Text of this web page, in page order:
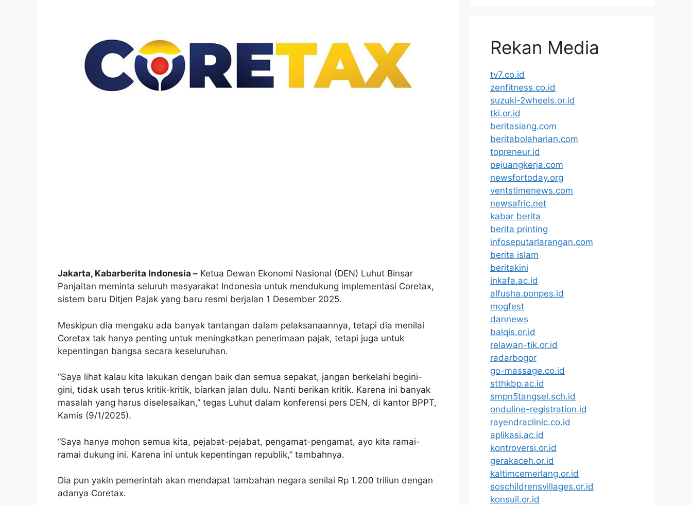
Jakarta, Kabarberita Indonesia – Ketua Dewan Ekonomi Nasional (DEN) Luhut Binsar
Panjaitan meminta seluruh masyarakat Indonesia untuk mendukung implementasi Coretax,
sistem baru Ditjen Pajak yang baru resmi berjalan 1 Desember 2025.
Meskipun dia mengaku ada banyak tantangan dalam pelaksanaannya, tetapi dia menilai
Coretax tak hanya penting untuk meningkatkan penerimaan pajak, tetapi juga untuk
kepentingan bangsa secara keseluruhan.
“Saya lihat kalau kita lakukan dengan baik dan semua sepakat, jangan berkelahi begini-
gini, tidak usah terus kritik-kritik, biarkan jalan dulu. Nanti berikan kritik. Karena ini banyak
masalah yang harus diselesaikan,” tegas Luhut dalam konferensi pers DEN, di kantor BPPT,
Kamis (9/1/2025).
“Saya hanya mohon semua kita, pejabat-pejabat, pengamat-pengamat, ayo kita ramai-
ramai dukung ini. Karena ini untuk kepentingan republik,” tambahnya.
Dia pun yakin pemerintah akan mendapat tambahan negara senilai Rp 1.200 triliun dengan
adanya Coretax.
Rekan Media
tv7.co.id
zenfitness.co.id
suzuki-2wheels.or.id
tki.or.id
beritasiang.com
beritabolaharian.com
topreneur.id
pejuangkerja.com
newsfortoday.org
ventstimenews.com
newsafric.net
kabar berita
berita printing
infoseputarlarangan.com
berita islam
beritakini
inkafa.ac.id
alfusha.ponpes.id
mogfest
dannews
balqis.or.id
relawan-tik.or.id
radarbogor
go-massage.co.id
stthkbp.ac.id
smpn5tangsel.sch.id
onduline-registration.id
rayendraclinic.co.id
aplikasi.ac.id
kontroversi.or.id
gerakaceh.or.id
kaltimcemerlang.or.id
soschildrensvillages.or.id
konsuil.or.id